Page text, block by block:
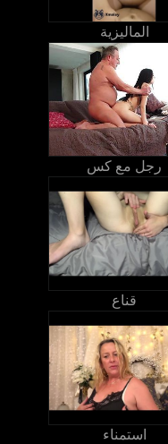
الماليزية
رجل مع كس
قناع
استمناء